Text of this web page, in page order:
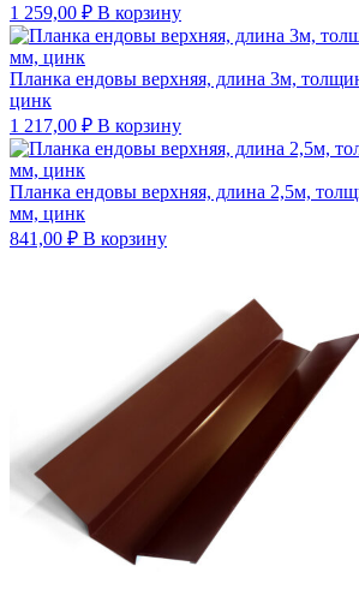
1 259,00 ₽ В корзину
Планка ендовы верхняя, длина 3м,
цинк
1 217,00 ₽ В корзину
Планка ендовы верхняя, длина 2,5м,
мм, цинк
841,00 ₽ В корзину